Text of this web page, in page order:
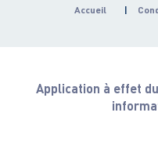
Accueil |
Application à effet